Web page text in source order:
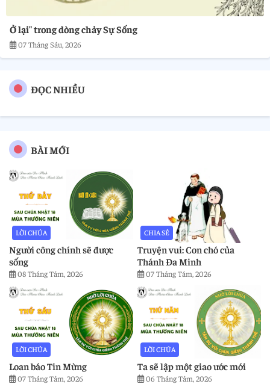
Ở lại" trong dòng chảy Sự Sống
07 Tháng Sáu, 2026
ĐỌC NHIỀU
BÀI MỚI
LỜI CHÚA
Người công chính sẽ được
sống
08 Tháng Tám, 2026
CHIA SẺ
Truyện vui: Con chó của
Thánh Đa Minh
07 Tháng Tám, 2026
LỜI CHÚA
Loan báo Tin Mừng
07 Tháng Tám, 2026
LỜI CHÚA
Ta sẽ lập một giao ước mới
06 Tháng Tám, 2026